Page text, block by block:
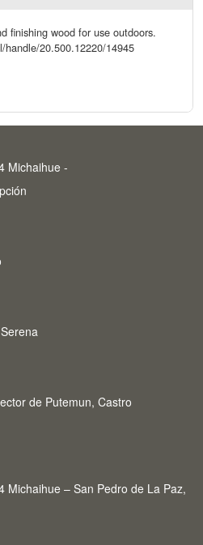
finishing wood for use outdoors.
20.500.12220/14945
Michaihue -
de Putemun, Castro
Michaihue – San Pedro de La Paz,